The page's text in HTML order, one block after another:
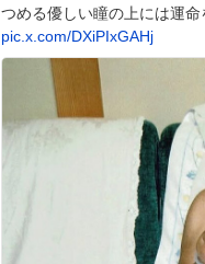
つめる優しい瞳の上には運
pic.x.com/DXiPIxGAHj